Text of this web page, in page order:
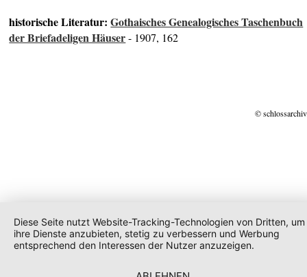
historische Literatur:Gothaisches Genealogisches Taschenbuch
der Briefadeligen Häuser- 1907, 162
©
Diese Seite nutzt Website-Tracking-Technologien von Dritten, um
ihre Dienste anzubieten, stetig zu verbessern und Werbung
entsprechend den Interessen der Nutzer anzuzeigen.